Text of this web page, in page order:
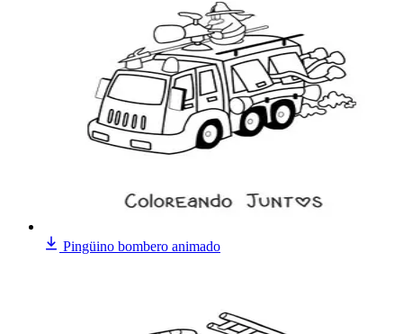
Pingüino bombero animado